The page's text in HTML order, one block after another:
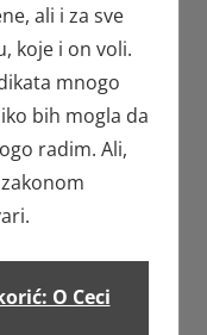
ali i za sve
koje i on voli.
mnogo
bih mogla da
radim. Ali,
O Ceci